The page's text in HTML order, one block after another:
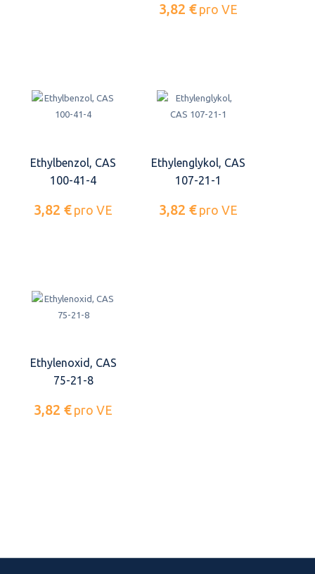
3,82 € pro VE
Ethylbenzol, CAS
100-41-4
3,82 € pro VE
Ethylenglykol, CAS
107-21-1
3,82 € pro VE
Ethylenoxid, CAS
75-21-8
3,82 € pro VE